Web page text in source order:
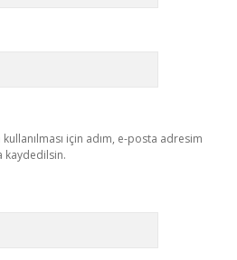
için adım, e-posta adresim
kaydedilsin.